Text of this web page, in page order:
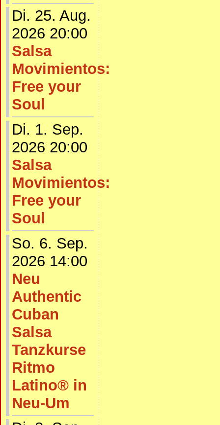
Di. 25. Aug.
2026 20:00
Salsa
Movimientos:
Free your
Soul
Di. 1. Sep.
2026 20:00
Salsa
Movimientos:
Free your
Soul
So. 6. Sep.
2026 14:00
Neu
Authentic
Cuban
Salsa
Tanzkurse
Ritmo
Latino® in
Neu-Um